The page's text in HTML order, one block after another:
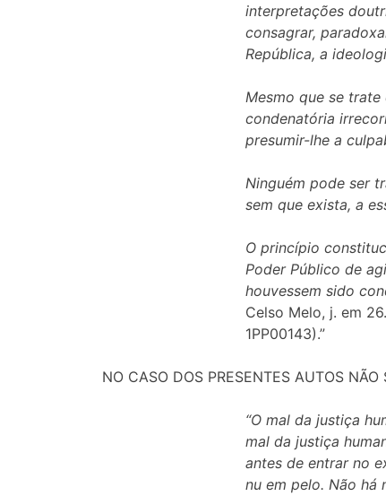
interpretações
consagrar,
República, a
Mesmo que se
condenatória
presumir-lhe a
Ninguém pode ser
sem que exista, a
O princípio
Poder Público de
houvessem sido
Celso Melo, j. em
1PP00143).”
NO CASO DOS PRESENTES AUTOS
“O mal da justiça
mal da justiça
antes de entrar no
nu em pelo. Não há